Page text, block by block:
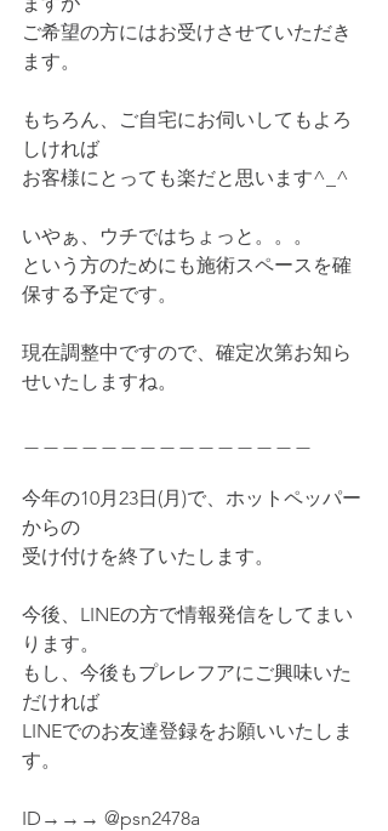
ご希望の方にはお受けさせていただき
ます。
もちろん、ご自宅にお伺いしてもよろ
しければ
お客様にとっても楽だと思います^_^
いやぁ、ウチではちょっと。。。
という方のためにも施術スペースを確
保する予定です。
現在調整中ですので、確定次第お知ら
せいたしますね。
今年の10月23日(月)で、ホットペッパー
からの
受け付けを終了いたします。
今後、LINEの方で情報発信をしてまい
ります。
もし、今後もプレレフアにご興味いた
だければ
LINEでのお友達登録をお願いいたしま
す。
ID→→→ @psn2478a